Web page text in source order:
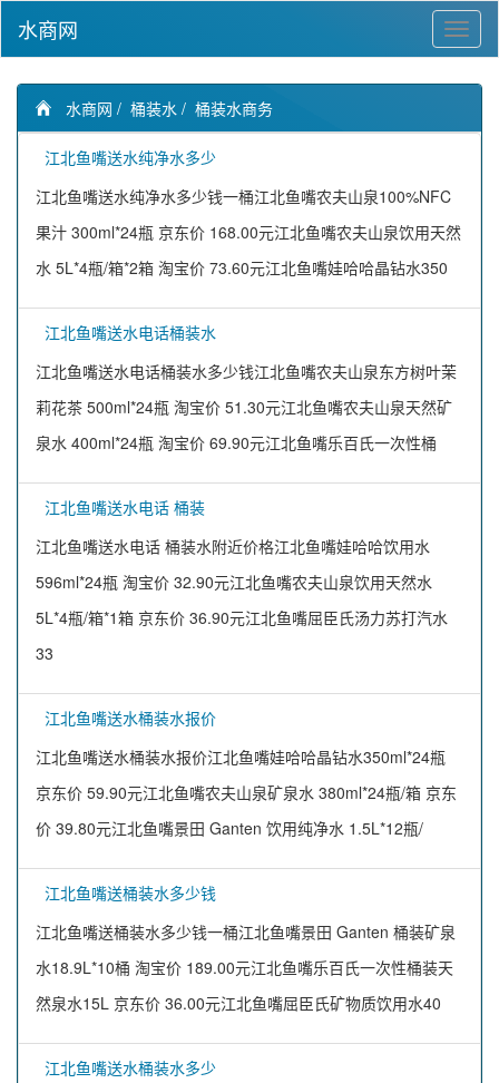
水商网
水商网 / 桶装水 / 桶装水商务
江北鱼嘴送水纯净水多少
江北鱼嘴送水纯净水多少钱一桶江北鱼嘴农夫山泉100%NFC
果汁 300ml*24瓶 京东价 168.00元江北鱼嘴农夫山泉饮用天然
水 5L*4瓶/箱*2箱 淘宝价 73.60元江北鱼嘴娃哈哈晶钻水350
江北鱼嘴送水电话桶装水
江北鱼嘴送水电话桶装水多少钱江北鱼嘴农夫山泉东方树叶茉
莉花茶 500ml*24瓶 淘宝价 51.30元江北鱼嘴农夫山泉天然矿
泉水 400ml*24瓶 淘宝价 69.90元江北鱼嘴乐百氏一次性桶
江北鱼嘴送水电话 桶装
江北鱼嘴送水电话 桶装水附近价格江北鱼嘴娃哈哈饮用水
596ml*24瓶 淘宝价 32.90元江北鱼嘴农夫山泉饮用天然水
5L*4瓶/箱*1箱 京东价 36.90元江北鱼嘴屈臣氏汤力苏打汽水
33
江北鱼嘴送水桶装水报价
江北鱼嘴送水桶装水报价江北鱼嘴娃哈哈晶钻水350ml*24瓶
京东价 59.90元江北鱼嘴农夫山泉矿泉水 380ml*24瓶/箱 京东
价 39.80元江北鱼嘴景田 Ganten 饮用纯净水 1.5L*12瓶/
江北鱼嘴送桶装水多少钱
江北鱼嘴送桶装水多少钱一桶江北鱼嘴景田 Ganten 桶装矿泉
水18.9L*10桶 淘宝价 189.00元江北鱼嘴乐百氏一次性桶装天
然泉水15L 京东价 36.00元江北鱼嘴屈臣氏矿物质饮用水40
江北鱼嘴送水桶装水多少